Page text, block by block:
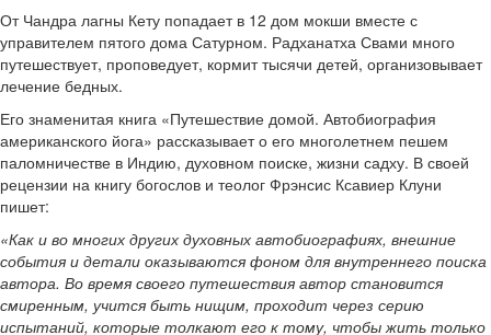
От Чандра лагны Кету попадает в 12 дом мокши вместе с
управителем пятого дома Сатурном. Радханатха Свами много
путешествует, проповедует, кормит тысячи детей, организовывает
лечение бедных.
Его знаменитая книга «Путешествие домой. Автобиография
американского йога» рассказывает о его многолетнем пешем
паломничестве в Индию, духовном поиске, жизни садху. В своей
рецензии на книгу богослов и теолог Фрэнсис Ксавиер Клуни
пишет:
«Как и во многих других духовных автобиографиях, внешние
события и детали оказываются фоном для внутреннего поиска
автора. Во время своего путешествия автор становится
смиренным, учится быть нищим, проходит через серию
испытаний, которые толкают его к тому, чтобы жить только